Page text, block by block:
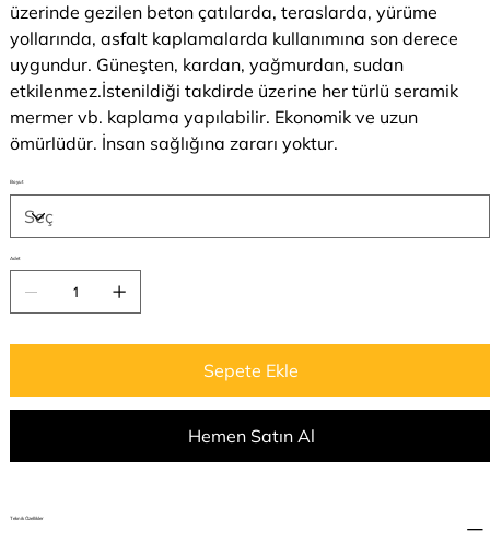
üzerinde gezilen beton çatılarda, teraslarda, yürüme
yollarında, asfalt kaplamalarda kullanımına son derece
uygundur. Güneşten, kardan, yağmurdan, sudan
etkilenmez.İstenildiği takdirde üzerine her türlü seramik
mermer vb. kaplama yapılabilir. Ekonomik ve uzun
ömürlüdür. İnsan sağlığına zararı yoktur.
Boyut
Adet
Sepete Ekle
Hemen Satın Al
Teknik Özellikler